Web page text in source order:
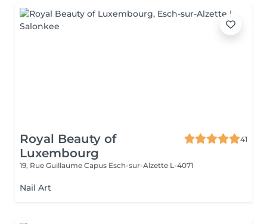
Royal Beauty of
Luxembourg
41
19, Rue Guillaume Capus Esch-sur-Alzette L-4071
Nail Art